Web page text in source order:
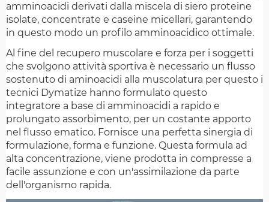
amminoacidi derivati dalla miscela di siero proteine
isolate, concentrate e caseine micellari, garantendo
in questo modo un profilo amminoacidico ottimale.
Al fine del recupero muscolare e forza per i soggetti
che svolgono attività sportiva è necessario un flusso
sostenuto di aminoacidi alla muscolatura per questo i
tecnici Dymatize hanno formulato questo
integratore a base di amminoacidi a rapido e
prolungato assorbimento, per un costante apporto
nel flusso ematico. Fornisce una perfetta sinergia di
formulazione, forma e funzione. Questa formula ad
alta concentrazione, viene prodotta in compresse a
facile assunzione e con un'assimilazione da parte
dell'organismo rapida.